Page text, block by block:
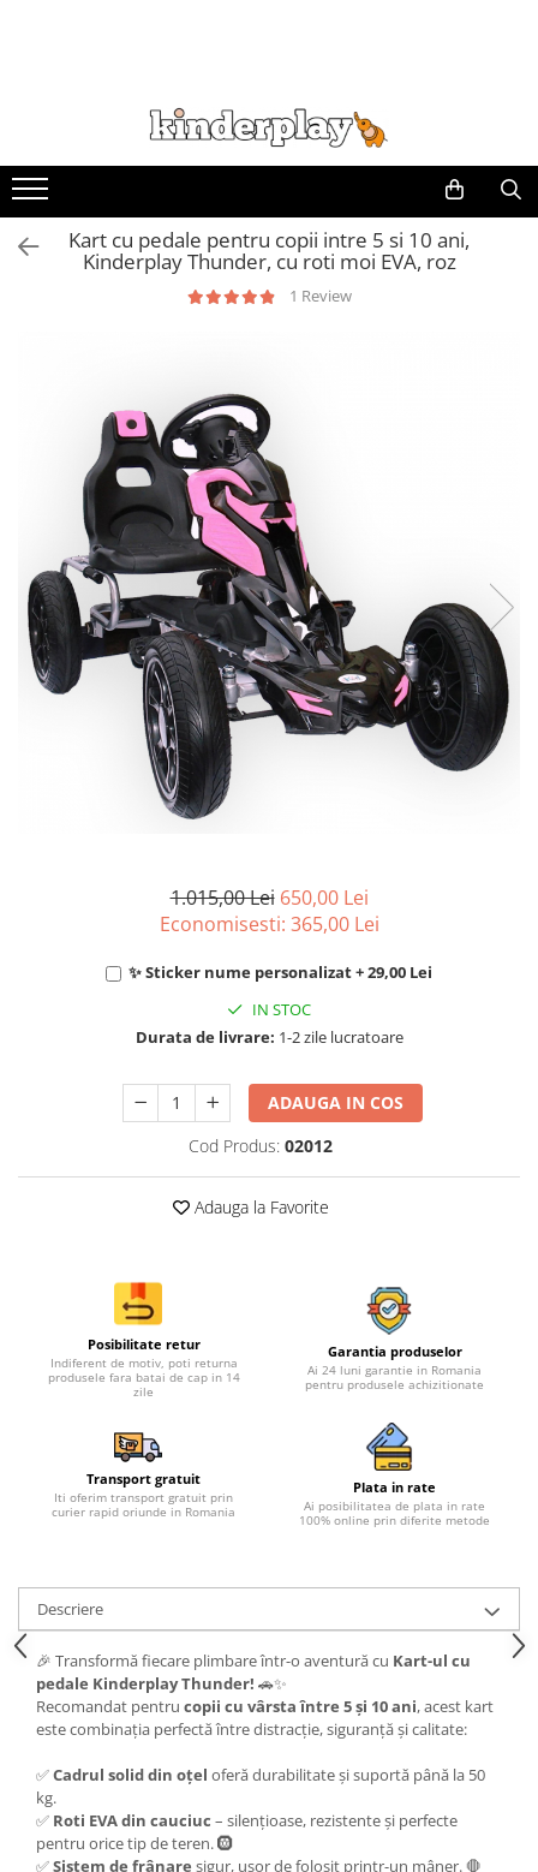
Kart cu pedale pentru copii intre 5 si 10 ani,
Kinderplay Thunder, cu roti moi EVA, roz
1 Review
1.015,00 Lei 650,00 Lei
Economisesti: 365,00 Lei
✨ Sticker nume personalizat + 29,00 Lei
IN STOC
Durata de livrare: 1-2 zile lucratoare
ADAUGA IN COS
Cod Produs: 02012
Adauga la Favorite
Posibilitate retur
Indiferent de motiv, poti returna
produsele fara batai de cap in 14
zile
Garantia produselor
Ai 24 luni garantie in Romania
pentru produsele achizitionate
Transport gratuit
Iti oferim transport gratuit prin
curier rapid oriunde in Romania
Plata in rate
Ai posibilitatea de plata in rate
100% online prin diferite metode
Descriere
🎉 Transformă fiecare plimbare într-o aventură cu Kart-ul cu
pedale Kinderplay Thunder! 🚗✨
Recomandat pentru copii cu vârsta între 5 și 10 ani, acest kart
este combinația perfectă între distracție, siguranță și calitate:
✅Cadrul solid din oțel oferă durabilitate și suportă până la 50
kg.
✅ Roti EVA din cauciuc – silențioase, rezistente și perfecte
pentru orice tip de teren. 🛞
✅Sistem de frânare sigur, ușor de folosit printr-un mâner. 🛑